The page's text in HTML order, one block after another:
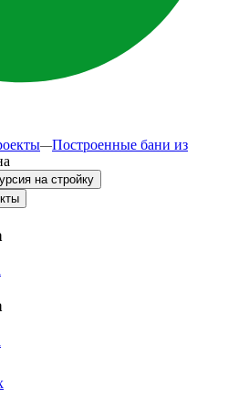
—Построенные бани из
на стройку